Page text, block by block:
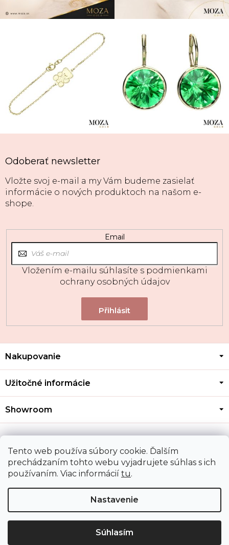
Tento web používa súbory cookie. Ďalším
prechádzaním tohto webu vyjadrujete súhlas s ich
používaním. Viac informácií tu.
Nastavenie
Súhlasím
Odoberať newsletter
Vložte svoj e-mail a my Vám budeme zasielať
informácie o nových produktoch na našom e-
shope.
Email
Vložením e-mailu súhlasíte s podmienkami
ochrany osobných údajov
Z
p
t
Nakupovanie
Užitočné informácie
Showroom
Kontakt
Upraviť nastavenie cookies